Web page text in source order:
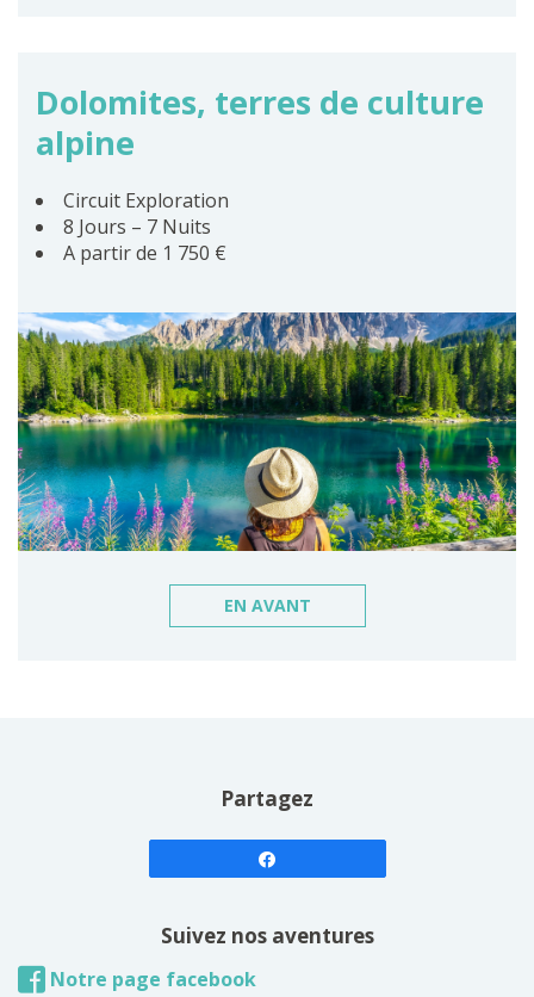
Dolomites, terres de culture
alpine
Circuit Exploration
8 Jours – 7 Nuits
A partir de 1 750 €
EN AVANT
Partagez
Suivez nos aventures
Notre page facebook